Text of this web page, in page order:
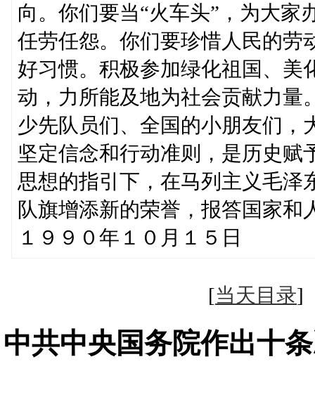
向。你们要当“火车头”，为大家
任劳任怨。你们要珍惜人民的劳
好习惯。积极参加绿化祖国、美
动，力所能及地为社会贡献力量
少先队员们、全国的小朋友们，
坚定信念和行动准则，是历史赋
思想的指引下，在马列主义毛泽
队旗增添新的荣誉，报答国家
１９９０年１０月１５日
[当天目录
中共中央国务院作出十